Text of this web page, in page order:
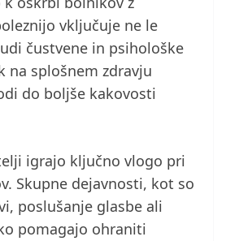
vključuje ne le
čustvene in psihološke
na splošnem zdravju
do boljše kakovosti
igrajo ključno vlogo pri
Skupne dejavnosti, kot so
poslušanje glasbe ali
pomagajo ohraniti